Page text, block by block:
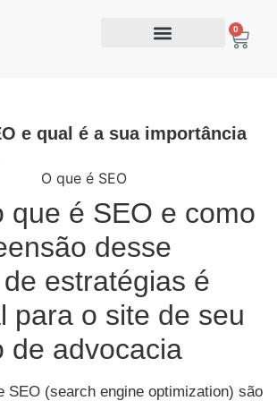
0
e qual é a sua importância
que é SEO e como
desse
estratégias é
para o site de seu
de advocacia
SEO (search engine optimization) são